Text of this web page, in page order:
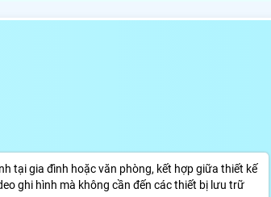
tại gia đình hoặc văn phòng, kết hợp giữa thiết kế
ghi hình mà không cần đến các thiết bị lưu trữ